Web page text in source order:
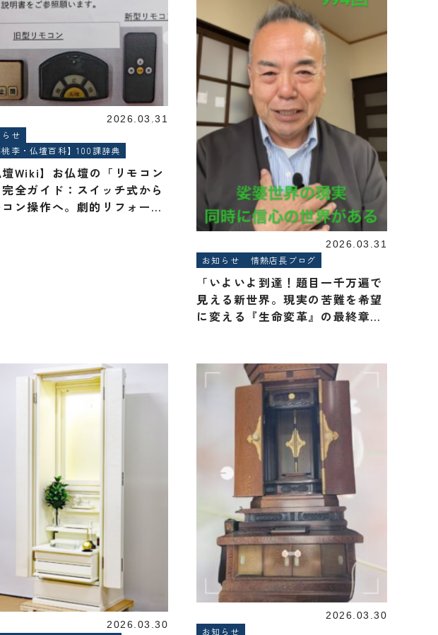
2026.03.31
せ
李・仏壇百科】100課辞典
壇Wiki】お仏壇の「リモコン
全ガイド：スイッチ式から
コン操作へ。劇的リフォーム
2026.03.31
お知らせ 情熱店長ブログ
「いよいよ到達！題目一千万遍で
見える新世界。現実の苦難を希望
に変える『生命変革』の最終章
2026.03.30
2026.03.30
お知らせ